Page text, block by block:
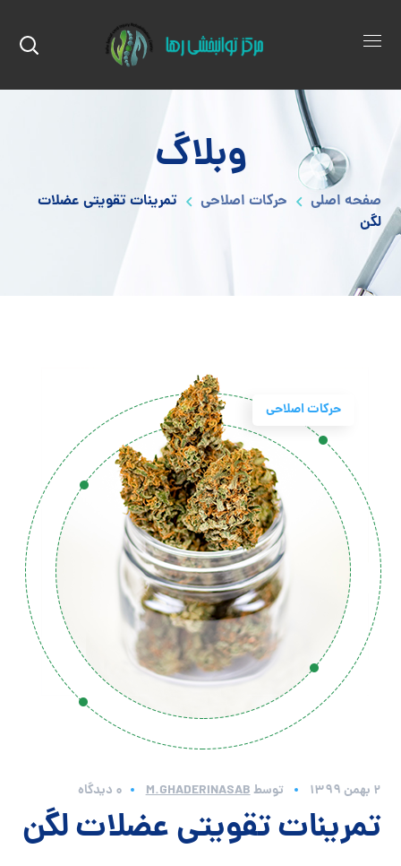
وبلاگ
صفحه اصلی حرکات اصلاحی
تمرینات تقویتی عضلات
لگن
حرکات اصلاحی
2 بهمن 1399 توسطM.GHADERINASAB 0 دیدگاه
تمرینات تقویتی عضلات لگن